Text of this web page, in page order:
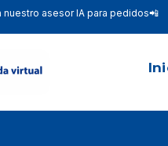
nuestro asesor IA para pedidos📲